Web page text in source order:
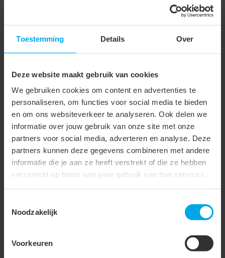
Toestemming Details Over
Deze website maakt gebruik van cookies
We gebruiken cookies om content en advertenties te
personaliseren, om functies voor social media te bieden
en om ons websiteverkeer te analyseren. Ook delen we
informatie over jouw gebruik van onze site met onze
partners voor social media, adverteren en analyse. Deze
partners kunnen deze gegevens combineren met andere
informatie die je aan ze heeft verstrekt of die ze hebben
verzameld op basis van jouw gebruik van hun services.
Noodzakelijk
Voorkeuren
inkrimping
Wanddikte na krimpen
0.65 mm
Bedrijfstemperatuur
-55 - 135 °C
Krimptemperatuur
100 °C
Materiaal
Polyolefine (XLPO)
Halogeenvrij
Transparant